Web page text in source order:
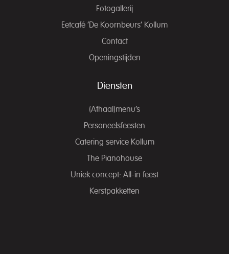
Fotogallerij
Eetcafé ‘De Koornbeurs’ Kollum
Contact
Openingstijden
Diensten
(Afhaal)menu’s
Personeelsfeesten
Catering service Kollum
The Pianohouse
Uniek concept: All-in feest
Kerstpakketten